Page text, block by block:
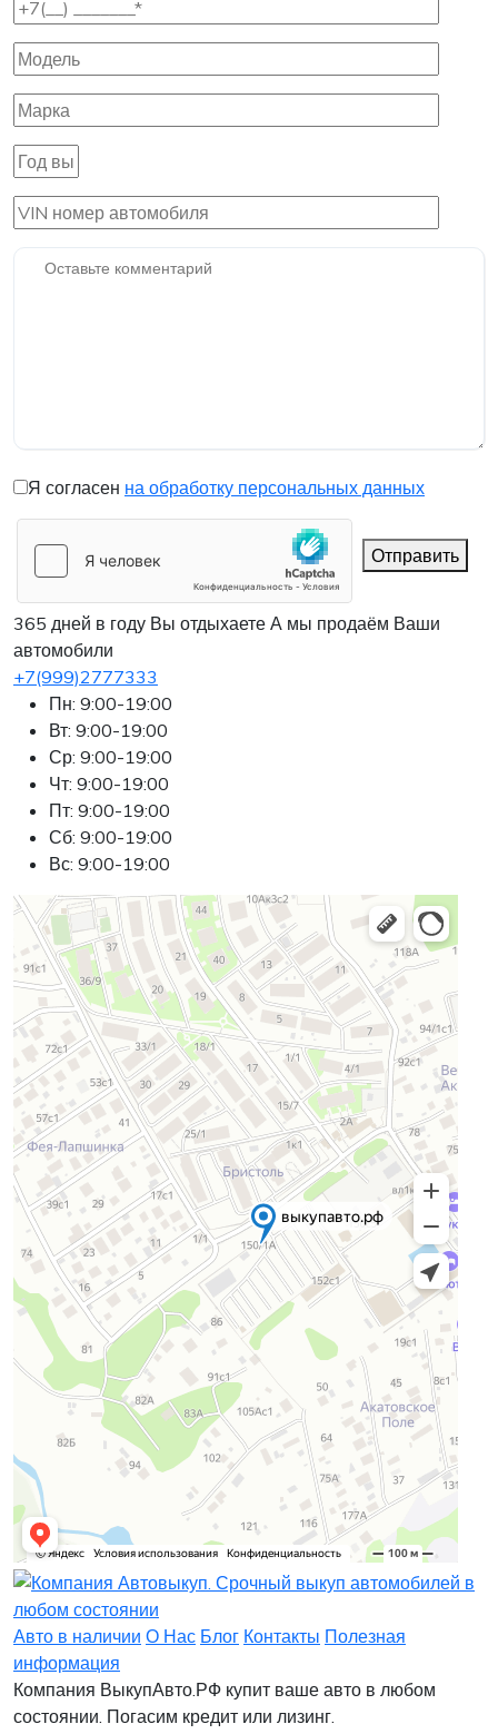
Я согласен на обработку персональных данных
Отправить
365 дней в году Вы отдыхаете А мы продаём Ваши
автомобили
+7(999)2777333
Пн: 9:00-19:00
Вт: 9:00-19:00
Ср: 9:00-19:00
Чт: 9:00-19:00
Пт: 9:00-19:00
Сб: 9:00-19:00
Вс: 9:00-19:00
Заявка на лизинг
Заявка на комиссию
Заявка на кредит
Заявка на выкуп
Заполните, пожалуйста, форму.
Хочу заказать автомобиль
Заполните, пожалуйста, форму.
Оставить заявку
Авто в наличии О Нас Блог Контакты Полезная
информация
Компания ВыкупАвто.РФ купит ваше авто в любом
состоянии. Погасим кредит или лизинг.